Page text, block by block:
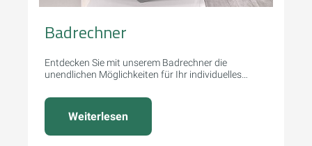
Badrechner
Entdecken Sie mit unserem Badrechner die
unendlichen Möglichkeiten für Ihr individuelles
Weiterlesen